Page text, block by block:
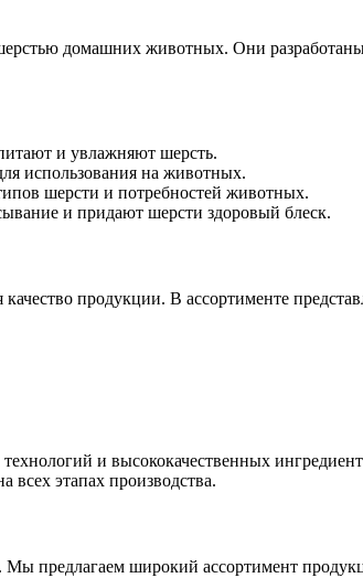
домашних животных. Они
и увлажняют шерсть.
использования на животных.
шерсти и потребностей животных.
и придают шерсти здоровый блеск.
продукции. В ассортименте
и высококачественных
всех этапах производства.
широкий ассортимент